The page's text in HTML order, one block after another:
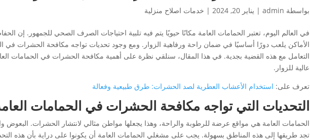
بواسطة admin
| يناير 20, 2024 | خدمات اصلاح منزلية
في العالم اليوم، تعتبر الحمامات العامة مكانًا حيويًا يتم فيه تلبية احتياجات الصرف الصحي للجمهور. إن
الأماكن يلعب دورًا أساسيًا في ضمان راحة ورفاهية الزوار. ومع وجود تحديات تواجه مكافحة الحشرات في
التعامل مع هذه القضية بجدية. في هذا المقال، سنلقي نظرة على أهمية مكافحة الحشرات في الحمامات
عالية للزوار.
تعرف على: استخدام الأعشاب العطرية لصد الحشرات: طرق طبيعية وفعالة
التحديات التي تواجه مكافحة الحشرات في الحمامات
الحمامات العامة هي مواقع عرضة للرطوبة والراحة، وهذا يجعلها مواطن مثالي لانتشار الحشرات. البعوض
تجد طريقها إلى هذه المناطق بسهولة. يجب على مشغلي الحمامات العامة أن يكونوا على دراية بأن هذه